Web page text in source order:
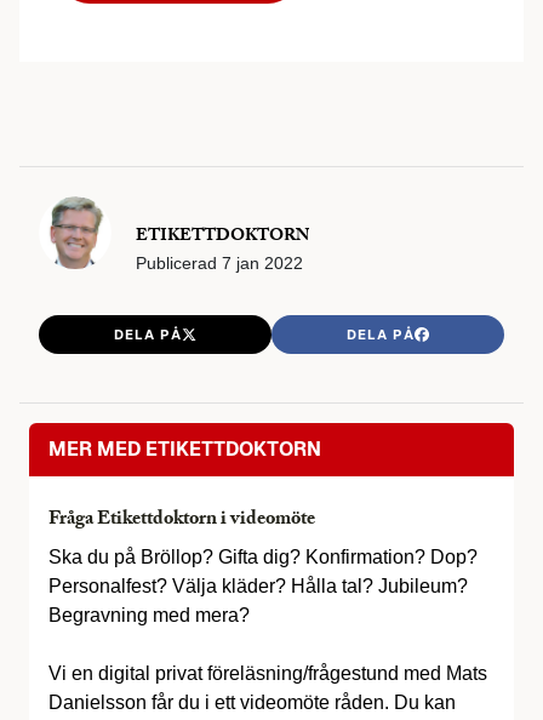
ETIKETTDOKTORN
Publicerad 7 jan 2022
DELA PÅ DELA PÅ
MER MED ETIKETTDOKTORN
Fråga Etikettdoktorn i videomöte
Ska du på Bröllop? Gifta dig? Konfirmation? Dop?
Personalfest? Välja kläder? Hålla tal? Jubileum?
Begravning med mera?
Vi en digital privat föreläsning/frågestund med Mats
Danielsson får du i ett videomöte råden. Du kan